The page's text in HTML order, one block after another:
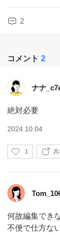
2
コメント 2
ナナ
絶対必要
2024.10.04
い
1
何故編集でき
不便で仕方ない